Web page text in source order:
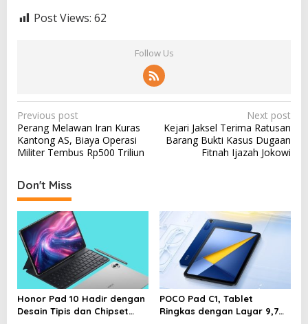
Post Views: 62
Follow Us
P
o
s
n
a
v
i
g
a
t
Previous post
Perang Melawan Iran Kuras
Kantong AS, Biaya Operasi
Militer Tembus Rp500 Triliun
Next post
Kejari Jaksel Terima Ratusan
Barang Bukti Kasus Dugaan
Fitnah Ijazah Jokowi
Don't Miss
Honor Pad 10 Hadir dengan
Desain Tipis dan Chipset
POCO Pad C1, Tablet
Ringkas dengan Layar 9,7